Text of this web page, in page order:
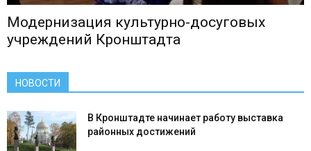
Модернизация культурно-досуговых
учреждений Кронштадта
НОВОСТИ
В Кронштадте начинает работу выставка
районных достижений